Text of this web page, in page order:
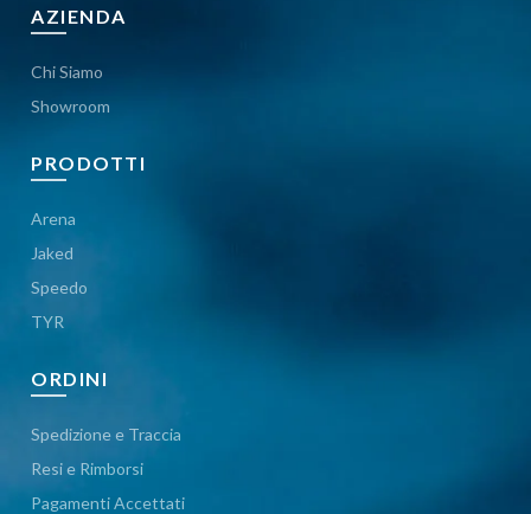
AZIENDA
Chi Siamo
Showroom
PRODOTTI
Arena
Jaked
Speedo
TYR
ORDINI
Spedizione e Traccia
Resi e Rimborsi
Pagamenti Accettati